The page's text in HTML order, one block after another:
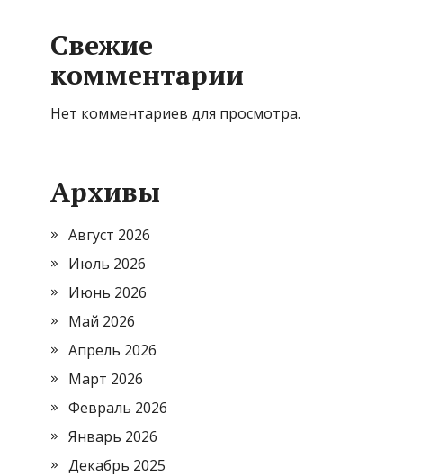
Свежие
комментарии
Нет комментариев для просмотра.
Архивы
Август 2026
Июль 2026
Июнь 2026
Май 2026
Апрель 2026
Март 2026
Февраль 2026
Январь 2026
Декабрь 2025